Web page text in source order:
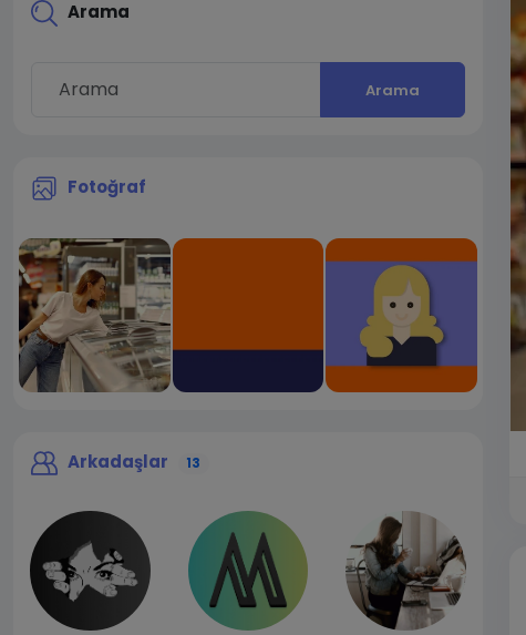
Arama
Arama
Fotoğraf
Arkadaşlar 13